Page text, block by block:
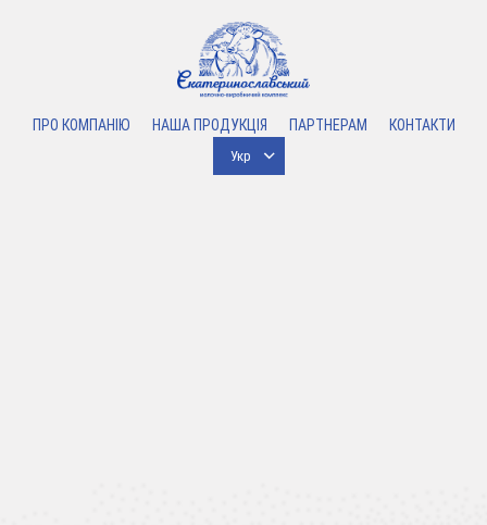
ПРО КОМПАНІЮ НАША ПРОДУКЦІЯ ПАРТНЕРАМ КОНТАКТИ